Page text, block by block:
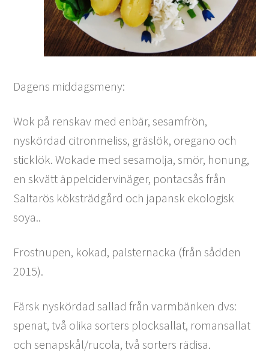
Dagens middagsmeny:
Wok på renskav med enbär, sesamfrön,
nyskördad citronmeliss, gräslök, oregano och
sticklök. Wokade med sesamolja, smör, honung,
en skvätt äppelcidervinäger, pontacsås från
Saltarös köksträdgård och japansk ekologisk
soya..
Frostnupen, kokad, palsternacka (från sådden
2015).
Färsk nyskördad sallad från varmbänken dvs:
spenat, två olika sorters plocksallat, romansallat
och senapskål/rucola, två sorters rädisa.